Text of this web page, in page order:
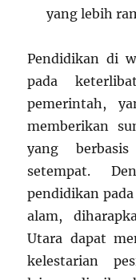
yang lebih
Pendidikan di
pada
pemerintah,
memberikan
yang
setempat.
pendidikan
alam,
Utara dapat
kelestarian